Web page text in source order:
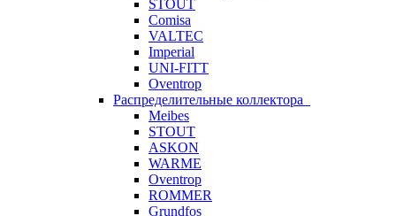
STOUT
Comisa
VALTEC
Imperial
UNI-FITT
Oventrop
Распределительные коллектора
Meibes
STOUT
ASKON
WARME
Oventrop
ROMMER
Grundfos